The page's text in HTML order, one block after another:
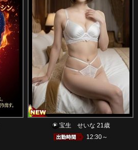
宝生 せいな 21歳
12:30～